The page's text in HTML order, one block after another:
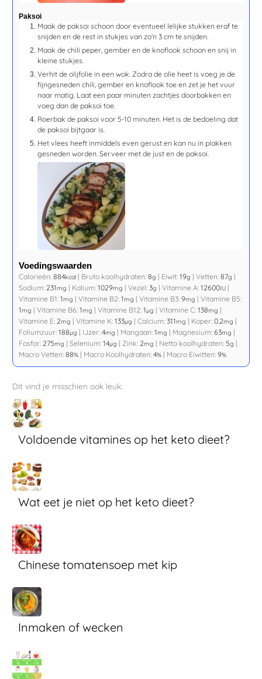
Paksoi
Maak de paksoi schoon door eventueel lelijke stukken eraf te
snijden en de rest in stukjes van zo'n 3 cm te snijden.
Maak de chili peper, gember en de knoflook schoon en snij in
kleine stukjes.
Verhit de olijfolie in een wok. Zodra de olie heet is voeg je de
fijngesneden chili, gember en knoflook toe en zet je het vuur
naar matig. Laat een paar minuten zachtjes doorbakken en
voeg dan de paksoi toe.
Roerbak de paksoi voor 5-10 minuten. Het is de bedoeling dat
de paksoi bijtgaar is.
Het vlees heeft inmiddels even gerust en kan nu in plakken
gesneden worden. Serveer met de just en de paksoi.
Voedingswaarden
Calorieën:884kcal | Bruto koolhydraten:8g | Eiwit:19g |Vetten:87g |
Sodium: 231mg | Kalium:1029mg |Vezel:3g |Vitamine A:12600IU |
Vitamine B1:1mg |Vitamine B2:1mg |Vitamine B3:9mg |Vitamine B5:
1mg |Vitamine B6:1mg |Vitamine B12:1µg |Vitamine C:138mg |
Vitamine E: 2mg |Vitamine K:133µg |Calcium:311mg | Koper:0.2mg |
Foliumzuur:188µg | IJzer:4mg | Mangaan:1mg | Magnesium:63mg |
Fosfor: 275mg |Selenium:14µg | Zink: 2mg | Netto koolhydraten: 5g |
Macro Vetten:88% | Macro Koolhydraten:4% | Macro Eiwitten:9%
Dit vind je misschien ook leuk:
Voldoende vitamines op het keto dieet?
Wat eet je niet op het keto dieet?
Chinese tomatensoep met kip
Inmaken of wecken